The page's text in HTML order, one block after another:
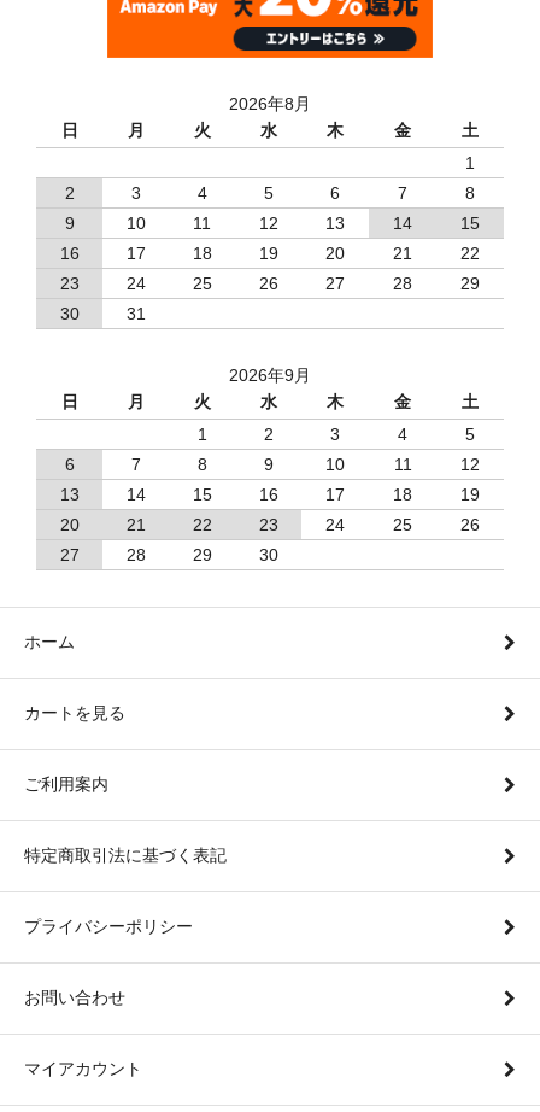
2026年8月
日
月 火 水 木 金
土
1
2
3 4 5 6 7
8
9
10 11 12 13 14
15
16
17 18 19 20 21
22
23
24 25 26 27 28
29
30
31
2026年9月
日
月 火 水 木 金
土
1
2 3 4
5
6
7 8 9 10 11
12
13
14 15 16 17 18
19
20
21 22 23 24 25
26
27
28 29 30
ホーム
カートを見る
ご利用案内
特定商取引法に基づく表記
プライバシーポリシー
お問い合わせ
マイアカウント